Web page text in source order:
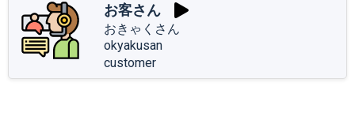
お客さん
おきゃくさん
okyakusan
customer